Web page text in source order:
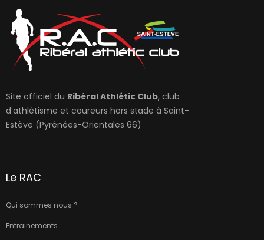
Site officiel du Ribéral Athlétic Club, club
d’athlétisme et coureurs hors stade à Saint-
Estève (Pyrénées-Orientales 66)
Le RAC
Qui sommes nous ?
Entrainements